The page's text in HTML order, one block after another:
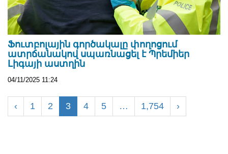
Ֆուտբոլային գործակալը փողոցում
ատրճանակով սպառնացել է Պրեմիեր
Լիգայի աստղին
04/11/2025 11:24
‹ 1 2 3 4 5 … 1,754 ›